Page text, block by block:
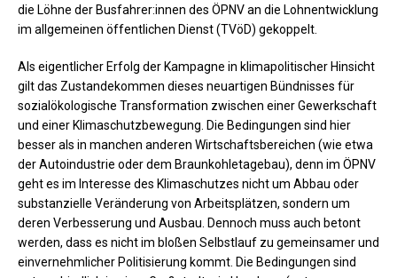
die Löhne der Busfahrer:innen des ÖPNV an die Lohnentwicklung
im allgemeinen öffentlichen Dienst (TVöD) gekoppelt.
Als eigentlicher Erfolg der Kampagne in klimapolitischer Hinsicht
gilt das Zustandekommen dieses neuartigen Bündnisses für
sozialökologische Transformation zwischen einer Gewerkschaft
und einer Klimaschutzbewegung. Die Bedingungen sind hier
besser als in manchen anderen Wirtschaftsbereichen (wie etwa
der Autoindustrie oder dem Braunkohletagebau), denn im ÖPNV
geht es im Interesse des Klimaschutzes nicht um Abbau oder
substanzielle Veränderung von Arbeitsplätzen, sondern um
deren Verbesserung und Ausbau. Dennoch muss auch betont
werden, dass es nicht im bloßen Selbstlauf zu gemeinsamer und
einvernehmlicher Politisierung kommt. Die Bedingungen sind